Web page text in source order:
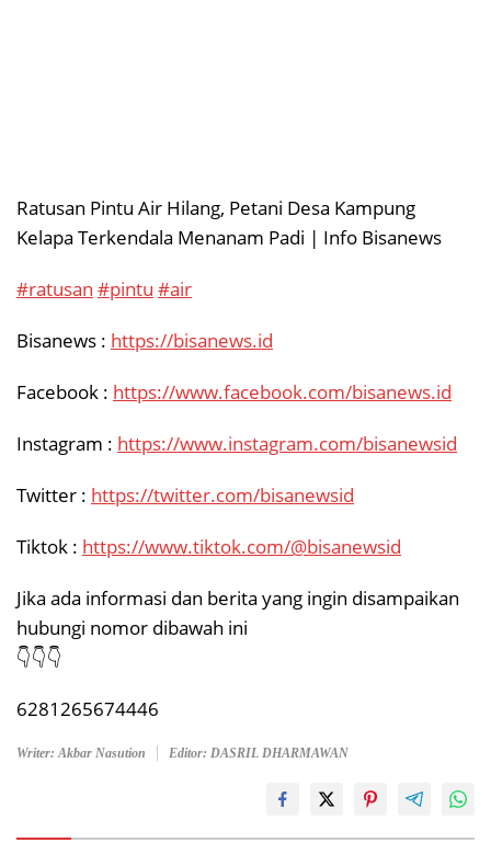
Ratusan Pintu Air Hilang, Petani Desa Kampung
Kelapa Terkendala Menanam Padi | Info Bisanews
#ratusan #pintu #air
Bisanews : https://bisanews.id
Facebook : https://www.facebook.com/bisanews.id
Instagram : https://www.instagram.com/bisanewsid
Twitter : https://twitter.com/bisanewsid
Tiktok : https://www.tiktok.com/@bisanewsid
Jika ada informasi dan berita yang ingin disampaikan
hubungi nomor dibawah ini
👇👇👇
6281265674446
Writer: Akbar Nasution Editor: DASRIL DHARMAWAN